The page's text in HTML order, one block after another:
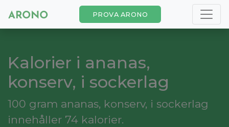
PROVA ARONO
Kalorier i ananas,
konserv, i sockerlag
100 gram ananas, konserv, i sockerlag
innehåller 74 kalorier.